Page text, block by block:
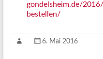
gondelsheim.de/
bestellen/
6. Mai 2016